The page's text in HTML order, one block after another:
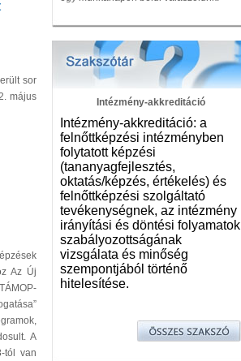
sor
május
Az Új
A
tól van
Intézmény-akkreditáció
Intézmény-akkreditáció: a
felnőttképzési intézményben
folytatott képzési
(tananyagfejlesztés,
oktatás/képzés, értékelés) és
felnőttképzési szolgáltató
tevékenységnek, az intézmény
irányítási és döntési folyamatok
szabályozottságának
vizsgálata és minőség
szempontjából történő
hitelesítése.